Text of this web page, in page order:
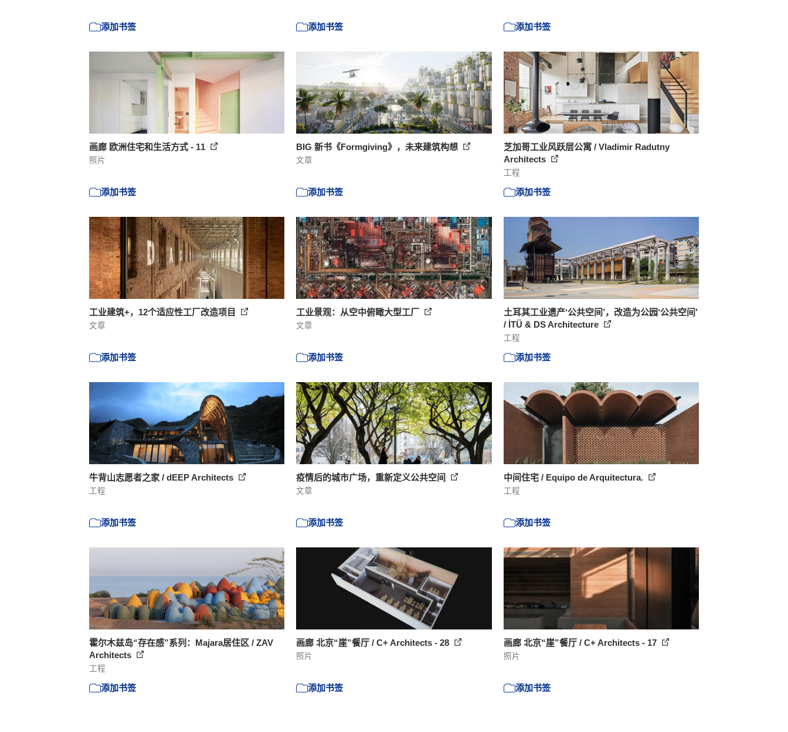
添加书签 添加书签 添加书签
画廊 欧洲住宅和生活方式 - 11
照片
添加书签
BIG 新书《Formgiving》，未来建筑构想
文章
添加书签
芝加哥工业风跃层公寓 / Vladimir Radutny
Architects
工程
添加书签
工业建筑+，12个适应性工厂改造项目
文章
添加书签
工业景观：从空中俯瞰大型工厂
文章
添加书签
土耳其工业遗产‘公共空间’，改造为公园‘公共空间’
/ İTÜ & DS Architecture
工程
添加书签
牛背山志愿者之家 / dEEP Architects
工程
添加书签
疫情后的城市广场，重新定义公共空间
文章
添加书签
中间住宅 / Equipo de Arquitectura.
工程
添加书签
霍尔木兹岛“存在感”系列：Majara居住区 / ZAV
Architects
工程
添加书签
画廊 北京“崖”餐厅 / C+ Architects - 28
照片
添加书签
画廊 北京“崖”餐厅 / C+ Architects - 17
照片
添加书签